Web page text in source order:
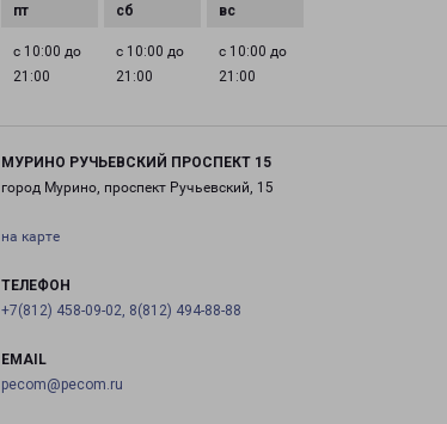
с 10:00 до
21:00
с 10:00 до
21:00
с 10:00 до
21:00
МУРИНО РУЧЬЕВСКИЙ ПРОСПЕКТ 15
город Мурино, проспект Ручьевский, 15
на карте
ТЕЛЕФОН
+7(812) 458-09-02, 8(812) 494-88-88
EMAIL
pecom@pecom.ru